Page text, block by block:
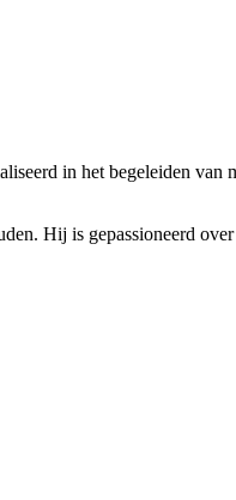
in het begeleiden van
Hij is gepassioneerd